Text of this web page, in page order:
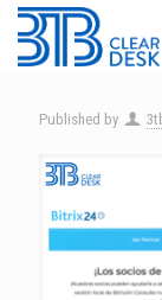
Published by